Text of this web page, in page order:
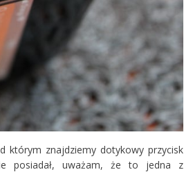
którym znajdziemy dotykowy przycisk
posiadał, uważam, że to jedna z